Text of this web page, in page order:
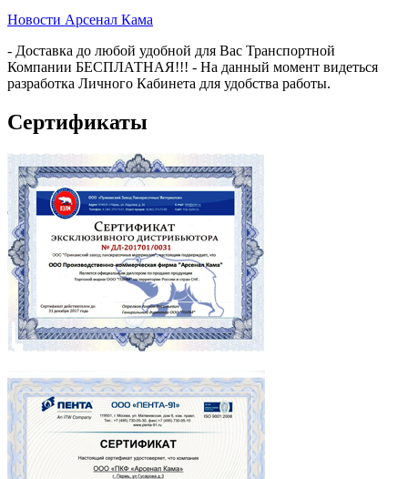
Новости Арсенал Кама
- Доставка до любой удобной для Вас Транспортной
Компании БЕСПЛАТНАЯ!!! - На данный момент видеться
разработка Личного Кабинета для удобства работы.
Сертификаты